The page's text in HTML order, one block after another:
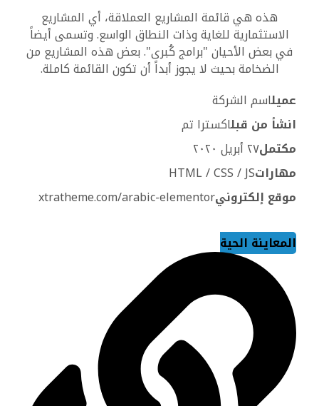
هذه هي قائمة المشاريع العملاقة، أي المشاريع
الاستثمارية للغاية وذات النطاق الواسع. وتسمى أيضاً
في بعض الأحيان "برامج كُبرى". بعض هذه المشاريع من
الضخامة بحيث لا يجوز أبداً أن تكون القائمة كاملة.
عميلاسم الشركة
انشأ من قبلاکسترا تم
مكتمل٢٧ أبريل ٢٠٢٠
مهاراتHTML / CSS / JS
موقع إلكترونيxtratheme.com/arabic-elementor
المعاينة الحية